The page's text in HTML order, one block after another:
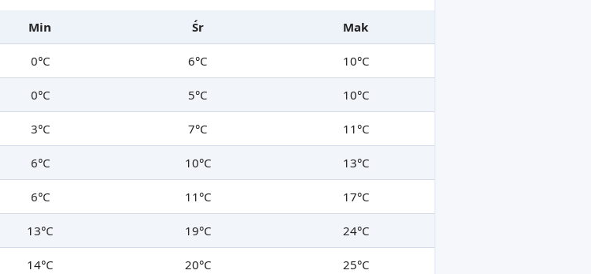
Min Śr Mak
0°C 6°C 10°C
0°C 5°C 10°C
3°C 7°C 11°C
6°C 10°C 13°C
6°C 11°C 17°C
13°C 19°C 24°C
14°C 20°C 25°C